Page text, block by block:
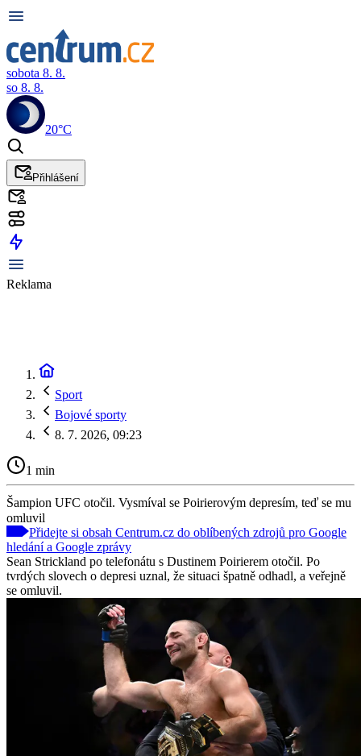
sobota 8. 8.
so 8. 8.
20°C
Přihlášení
Reklama
Sport
Bojové sporty
8. 7. 2026, 09:23
1 min
Šampion UFC otočil. Vysmíval se Poirierovým depresím, teď se mu
omluvil
Přidejte si obsah Centrum.cz do oblíbených zdrojů pro Google
hledání a Google zprávy
Sean Strickland po telefonátu s Dustinem Poirierem otočil. Po
tvrdých slovech o depresi uznal, že situaci špatně odhadl, a veřejně
se omluvil.